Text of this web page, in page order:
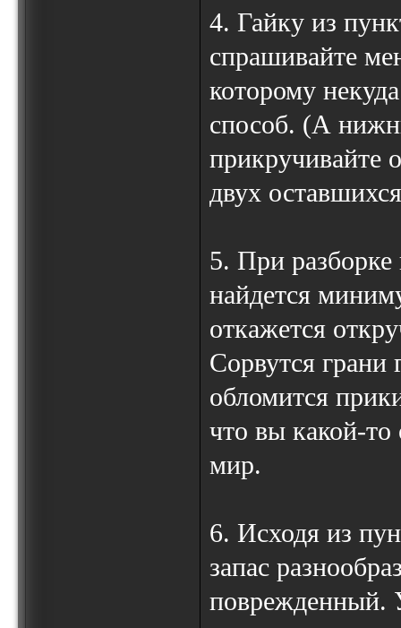
4. Гайку из
спрашивайте
которому
способ. (А
прикручивайте
двух
5. При разборке
найдется
откажется
Сорвутся грани
обломится
что вы какой-то
мир.
6. Исходя из
запас
поврежденный.